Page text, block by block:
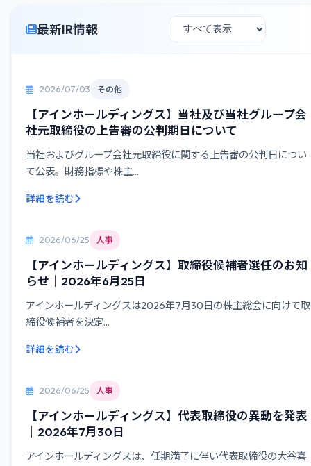
最新IR情報
2026/07/03 その他
【アインホールディングス】当社及び当社グループ会
社元取締役の上告審の公判期日について
当社およびグループ会社元取締役に関する上告審の公判日につい
て公表。財務指標や株主...
詳細を読む
2026/06/25 人事
【アインホールディングス】取締役候補者選任のお知
らせ｜2026年6月25日
アインホールディングスは2026年7月30日の株主総会に向けて取
締役候補者を決定...
詳細を読む
2026/06/25 人事
【アインホールディングス】代表取締役の異動を発表
｜2026年7月30日
アインホールディングスは、任期満了に伴い代表取締役の大谷喜